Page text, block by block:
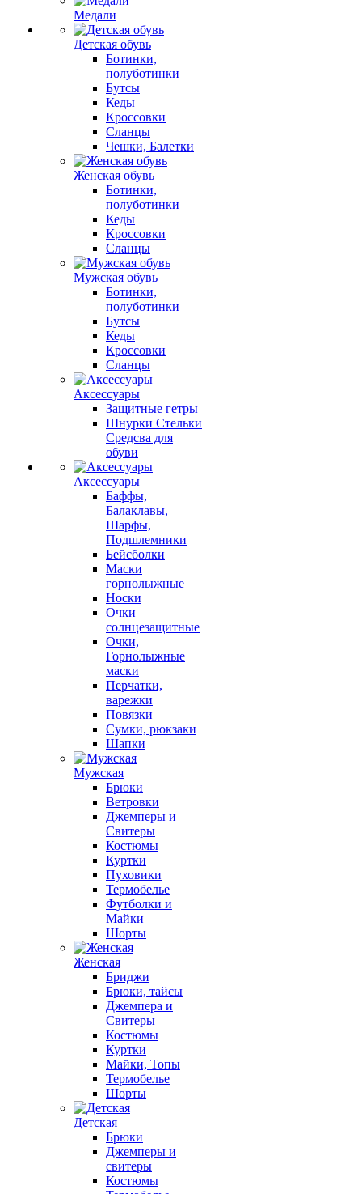
Медали
Детская обувь
Ботинки,
полуботинки
Бутсы
Кеды
Кроссовки
Сланцы
Чешки, Балетки
Женская обувь
Ботинки,
полуботинки
Кеды
Кроссовки
Сланцы
Мужская обувь
Ботинки,
полуботинки
Бутсы
Кеды
Кроссовки
Сланцы
Аксессуары
Защитные гетры
Шнурки Стельки
Средсва для
обуви
Аксессуары
Баффы,
Балаклавы,
Шарфы,
Подшлемники
Бейсболки
Маски
горнолыжные
Носки
Очки
солнцезащитные
Очки,
Горнолыжные
маски
Перчатки,
варежки
Повязки
Сумки, рюкзаки
Шапки
Мужская
Брюки
Ветровки
Джемперы и
Свитеры
Костюмы
Куртки
Пуховики
Термобелье
Футболки и
Майки
Шорты
Женская
Бриджи
Брюки, тайсы
Джемпера и
Свитеры
Костюмы
Куртки
Майки, Топы
Термобелье
Шорты
Детская
Брюки
Джемперы и
свитеры
Костюмы